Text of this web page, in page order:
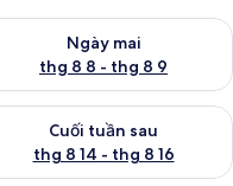
7 - thg 8 8
Ngày mai
thg 8 8 - thg 8 9
tra lượng phòng ngày
thg 8 7 - thg 8 9
Cuối tuần sau
thg 8 14 - thg 8 16
tra lượng phòng cuối